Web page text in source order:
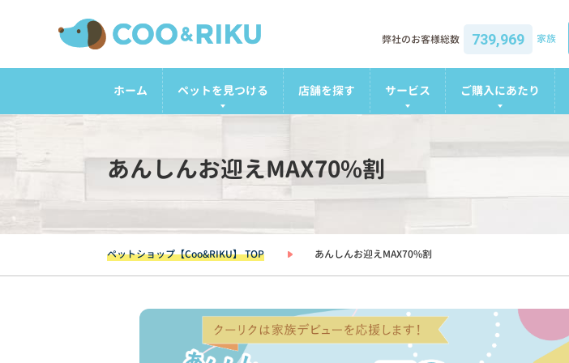
弊社のお客様総数 739,969 家族
ホーム ペットを見つける 店舗を探す サービス ご購入にあたり
あんしんお迎えMAX70%割
ペットショップ【Coo&RIKU】 TOP あんしんお迎えMAX70%割